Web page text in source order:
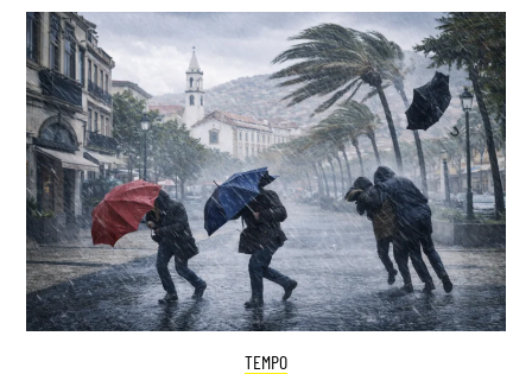
TEMPO